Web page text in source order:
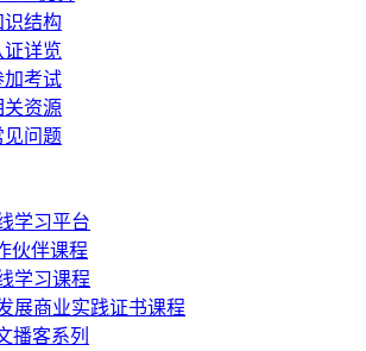
识结构
证详览
加考试
关资源
见问题
学习平台
伙伴课程
学习课程
展商业实践证书课程
播客系列